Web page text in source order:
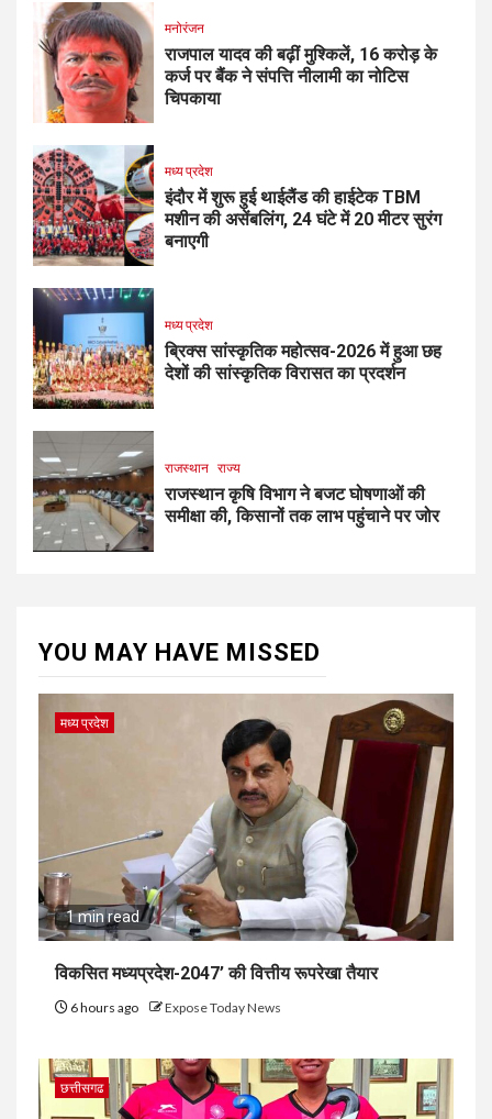
मनोरंजन
राजपाल यादव की बढ़ीं मुश्किलें, ₹16 करोड़ के
कर्ज पर बैंक ने संपत्ति नीलामी का नोटिस
चिपकाया
मध्य प्रदेश
इंदौर में शुरू हुई थाईलैंड की हाईटेक TBM
मशीन की असेंबलिंग, 24 घंटे में 20 मीटर सुरंग
बनाएगी
मध्य प्रदेश
ब्रिक्स सांस्कृतिक महोत्सव-2026 में हुआ छह
देशों की सांस्कृतिक विरासत का प्रदर्शन
राजस्थान राज्य
राजस्थान कृषि विभाग ने बजट घोषणाओं की
समीक्षा की, किसानों तक लाभ पहुंचाने पर जोर
YOU MAY HAVE MISSED
मध्य प्रदेश
1 min read
विकसित मध्यप्रदेश-2047’ की वित्तीय रूपरेखा तैयार
6 hours ago Expose Today News
छत्तीसगढ